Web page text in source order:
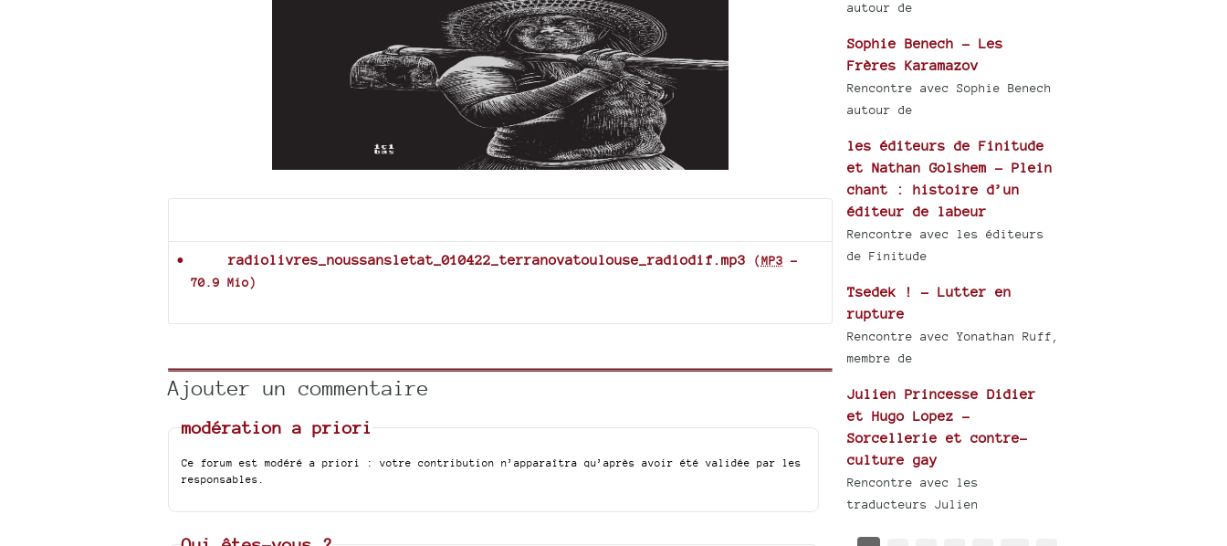
volume.
radiolivres_noussansletat_010422_terranovatoulouse_radiodif.mp3 (MP3 -
70.9 Mio)
Ajouter un commentaire
modération a priori
Ce forum est modéré a priori : votre contribution n’apparaîtra qu’après avoir été validée par les
responsables.
autour de
Sophie Benech - Les
Frères Karamazov
Rencontre avec Sophie Benech
autour de
les éditeurs de Finitude
et Nathan Golshem - Plein
chant : histoire d’un
éditeur de labeur
Rencontre avec les éditeurs
de Finitude
Tsedek ! - Lutter en
rupture
Rencontre avec Yonathan Ruff,
membre de
Julien Princesse Didier
et Hugo Lopez -
Sorcellerie et contre-
culture gay
Rencontre avec les
traducteurs Julien